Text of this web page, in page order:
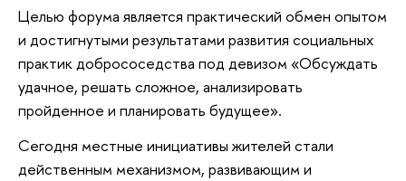
Целью форума является практический обмен опытом
и достигнутыми результатами развития социальных
практик добрососедства под девизом «Обсуждать
удачное, решать сложное, анализировать
пройденное и планировать будущее».
Сегодня местные инициативы жителей стали
действенным механизмом, развивающим и